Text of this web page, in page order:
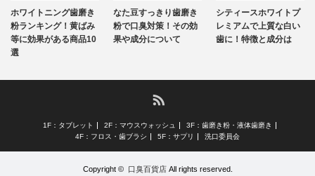
磨き
ホワイトニング歯磨き
粉ランキング！黄ばみ
等に効果がある商品10
選
磨き
なた豆すっきり歯磨き
粉で口臭対策！その効
果や成分について
磨き
シティースホワイトプ
レミアムで上質な白い
歯に！特徴と成分は
1F：タブレット 2F：マウスウォッシュ
3F：歯磨き粉・液体歯磨き
4F：フロス・歯ブラシ
5F：サプリ 洗口委員会
Copyright © 口臭百貨店All rights reserved.